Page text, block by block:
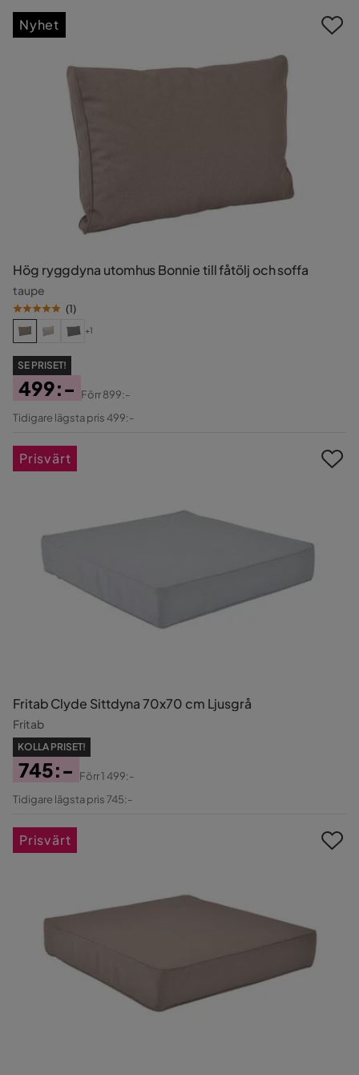
Hög ryggdyna utomhus Bonnie till fåtölj och soffa
taupe
(1)
+1
SE PRISET!
Pris
499:-
Original
Förr899:-
Tidigare lägsta pris 499:-
Nyhet
Fritab Clyde Sittdyna 70x70 cm Ljusgrå
Fritab
KOLLA PRISET!
Pris
745:-
Original
Förr1 499:-
Tidigare lägsta pris 745:-
Prisvärt
Prisvärt